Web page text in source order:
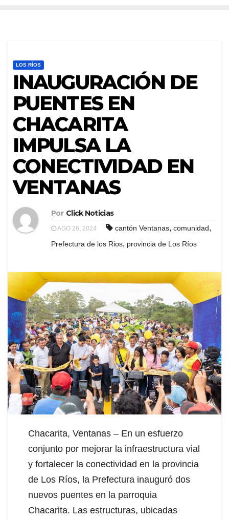
LOS RÍOS
INAUGURACIÓN DE
PUENTES EN
CHACARITA
IMPULSA LA
CONECTIVIDAD EN
VENTANAS
Por Click Noticias
AGO 26, 2024 cantón Ventanas, comunidad,
Prefectura de los Rios, provincia de Los Ríos
Chacarita, Ventanas – En un esfuerzo
conjunto por mejorar la infraestructura vial
y fortalecer la conectividad en la provincia
de Los Ríos, la Prefectura inauguró dos
nuevos puentes en la parroquia
Chacarita. Las estructuras, ubicadas